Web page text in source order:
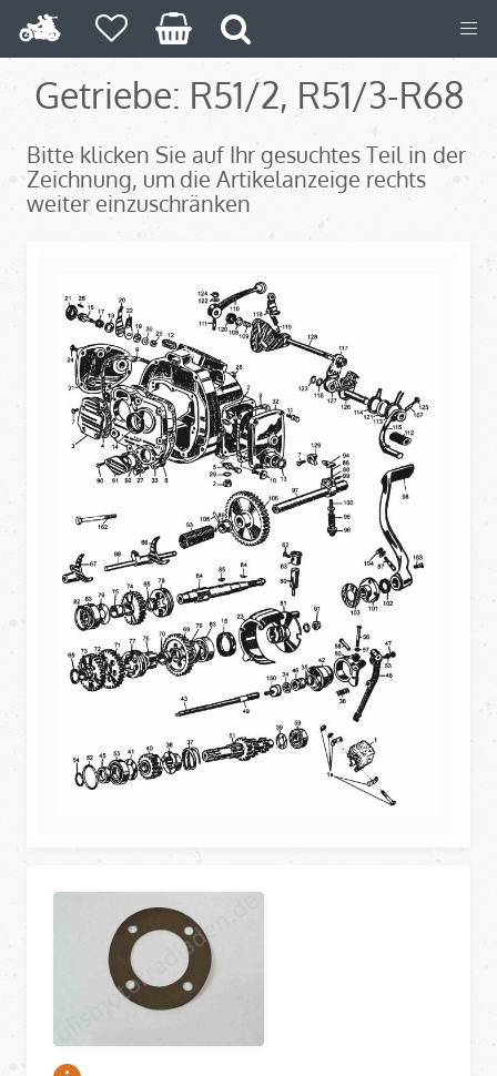
Getriebe: R51/2, R51/3-R68
Bitte klicken Sie auf Ihr gesuchtes Teil in der
Zeichnung, um die Artikelanzeige rechts
weiter einzuschränken